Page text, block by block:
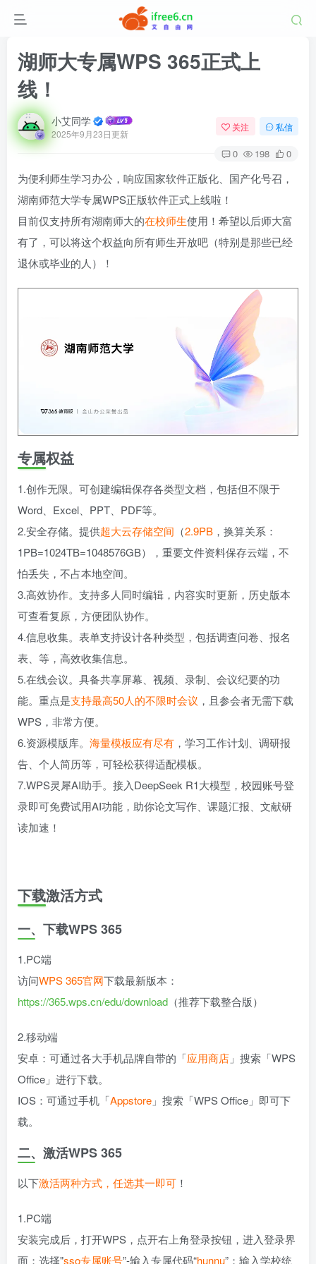
湖师大专属WPS 365正式上
线！
小艾同学
2025年9月23日更新
关注 私信
0 198 0
为便利师生学习办公，响应国家软件正版化、国产化号召，
湖南师范大学专属WPS正版软件正式上线啦！
目前仅支持所有湖南师大的在校师生使用！希望以后师大富
有了，可以将这个权益向所有师生开放吧（特别是那些已经
退休或毕业的人）！
专属权益
1.创作无限。可创建编辑保存各类型文档，包括但不限于
Word、Excel、PPT、PDF等。
2.安全存储。提供超大云存储空间 （2.9PB ，换算关系：
1PB=1024TB=1048576GB），重要文件资料保存云端，不
怕丢失，不占本地空间。
3.高效协作。支持多人同时编辑，内容实时更新，历史版本
可查看复原，方便团队协作。
4.信息收集。表单支持设计各种类型，包括调查问卷、报名
表、等，高效收集信息。
5.在线会议。具备共享屏幕、视频、录制、会议纪要的功
能。重点是支持最高50人的不限时会议 ，且参会者无需下载
WPS，非常方便。
6.资源模版库。 海量模板应有尽有 ，学习工作计划、调研报
告、个人简历等，可轻松获得适配模板。
7.WPS灵犀AI助手。接入DeepSeek R1大模型，校园账号登
录即可免费试用AI功能，助你论文写作、课题汇报、文献研
读加速！
下载激活方式
一、下载WPS 365
1.PC端
访问WPS 365官网下载最新版本：
https://365.wps.cn/edu/download （推荐下载整合版）
2.移动端
安卓：可通过各大手机品牌自带的「应用商店 」搜索「WPS
Office」进行下载。
IOS：可通过手机「Appstore 」搜索「WPS Office」即可下
载。
二、激活WPS 365
以下激活两种方式，任选其一即可 ！
1.PC端
安装完成后，打开WPS，点开右上角登录按钮，进入登录界
面；选择"sso专属账号”-输入专属代码“hunnu”；输入学校统